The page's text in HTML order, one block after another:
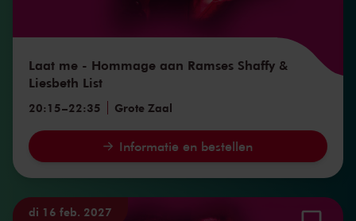
Laat me - Hommage aan Ramses Shaffy &
Liesbeth List
20:15–22:35 Grote Zaal
Informatie en bestellen
di 16 feb. 2027